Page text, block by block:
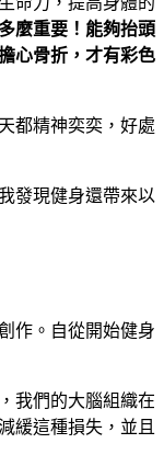
麼重要！能夠抬頭
心骨折，才有彩色
都精神奕奕，好處
發現健身還帶來以
作。自從開始健身
我們的大腦組織在
緩這種損失，並且